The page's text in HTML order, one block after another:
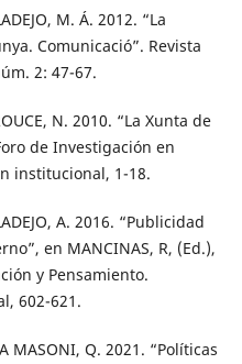
M. Á. 2012. “La
Comunicació”. Revista
2: 47-67.
N. 2010. “La Xunta de
de Investigación en
institucional, 1-18.
A. 2016. “Publicidad
en MANCINAS, R, (Ed.),
y Pensamiento.
602-621.
MASONI, Q. 2021. “Políticas